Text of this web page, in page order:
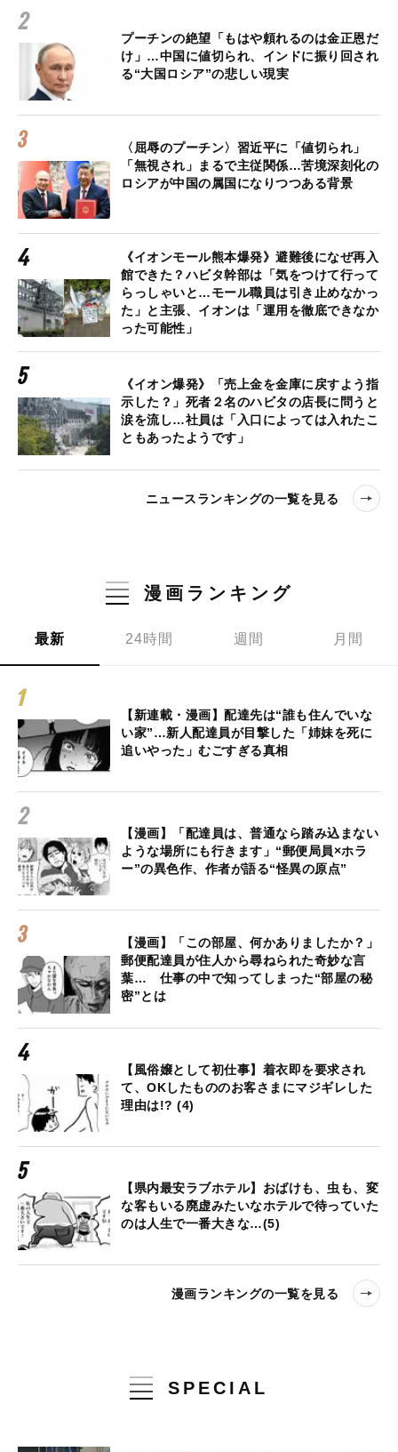
プーチンの絶望「もはや頼れるのは金正恩だ
け」…中国に値切られ、インドに振り回され
る“大国ロシア”の悲しい現実
〈屈辱のプーチン〉習近平に「値切られ」
「無視され」まるで主従関係…苦境深刻化の
ロシアが中国の属国になりつつある背景
《イオンモール熊本爆発》避難後になぜ再入
館できた？ハビタ幹部は「気をつけて行って
らっしゃいと…モール職員は引き止めなかっ
た」と主張、イオンは「運用を徹底できなか
った可能性」
《イオン爆発》「売上金を金庫に戻すよう指
示した？」死者２名のハビタの店長に問うと
涙を流し…社員は「入口によっては入れたこ
ともあったようです」
ニュースランキングの一覧を見る
漫画ランキング
最新 24時間 週間 月間
【新連載・漫画】配達先は“誰も住んでいな
い家”…新人配達員が目撃した「姉妹を死に
追いやった」むごすぎる真相
【漫画】「配達員は、普通なら踏み込まない
ような場所にも行きます」“郵便局員×ホラ
ー”の異色作、作者が語る“怪異の原点”
【漫画】「この部屋、何かありましたか？」
郵便配達員が住人から尋ねられた奇妙な言
葉… 仕事の中で知ってしまった“部屋の秘
密”とは
【風俗嬢として初仕事】着衣即を要求され
て、OKしたもののお客さまにマジギレした
理由は!? (4)
【県内最安ラブホテル】おばけも、虫も、変
な客もいる廃虚みたいなホテルで待っていた
のは人生で一番大きな…(5)
漫画ランキングの一覧を見る
SPECIAL